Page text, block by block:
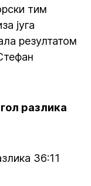
тим
југа
резултатом
разлика
36:11